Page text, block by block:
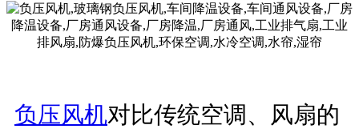
负压风机对比传统空调、风扇的